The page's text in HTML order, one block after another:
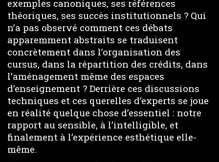
exemples canoniques, ses références
théoriques, ses succès institutionnels ? Qui
n’a pas observé comment ces débats
apparemment abstraits se traduisent
concrètement dans l’organisation des
cursus, dans la répartition des crédits, dans
l’aménagement même des espaces
d’enseignement ? Derrière ces discussions
techniques et ces querelles d’experts se joue
en réalité quelque chose d’essentiel : notre
rapport au sensible, à l’intelligible, et
finalement à l’expérience esthétique elle-
même.